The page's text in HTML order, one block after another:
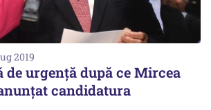
2019
de urgență după ce Mircea
candidatura